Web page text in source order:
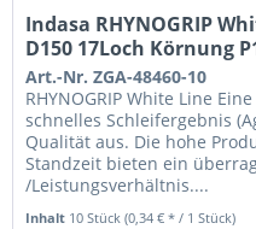
Indasa RHYNOGRIP
D150 17Loch Körnung
Art.-Nr. ZGA-48460-10
RHYNOGRIP White Line
schnelles Schleifergebnis
Qualität aus. Die hohe
Standzeit bieten ein
/Leistungsverhältnis....
Inhalt 10 Stück(0,34 € * / 1 Stück)